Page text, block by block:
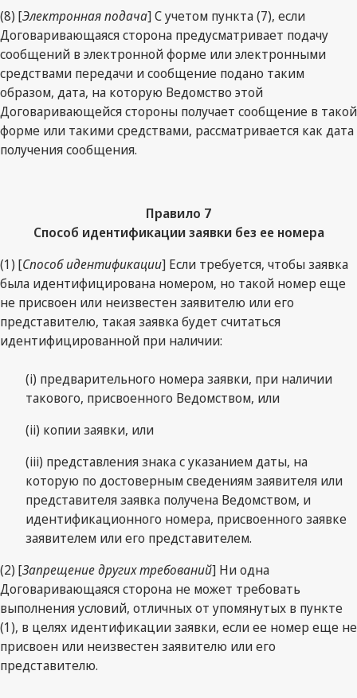
(8) [Электронная подача] С учетом пункта (7), если
Договаривающаяся сторона предусматривает подачу
сообщений в электронной форме или электронными
средствами передачи и сообщение подано таким
образом, дата, на которую Ведомство этой
Договаривающейся стороны получает сообщение в такой
форме или такими средствами, рассматривается как дата
получения сообщения.
Правило 7
Способ идентификации заявки без ее номера
(1) [Способ идентификации] Если требуется, чтобы заявка
была идентифицирована номером, но такой номер еще
не присвоен или неизвестен заявителю или его
представителю, такая заявка будет считаться
идентифицированной при наличии:
(i) предварительного номера заявки, при наличии
такового, присвоенного Ведомством, или
(ii) копии заявки, или
(iii) представления знака с указанием даты, на
которую по достоверным сведениям заявителя или
представителя заявка получена Ведомством, и
идентификационного номера, присвоенного заявке
заявителем или его представителем.
(2) [Запрещение других требований] Ни одна
Договаривающаяся сторона не может требовать
выполнения условий, отличных от упомянутых в пункте
(1), в целях идентификации заявки, если ее номер еще не
присвоен или неизвестен заявителю или его
представителю.